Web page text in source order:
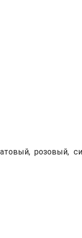
розовый,